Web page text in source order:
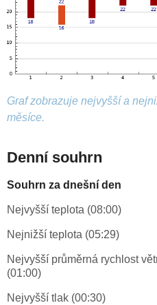
Graf zobrazuje nejvyšší a
měsíce.
Denní souhrn
Souhrn za dnešní den
Nejvyšší teplota (08:00)
Nejnižší teplota (05:29)
Nejvyšší průměrná rychlost
(01:00)
Nejvyšší tlak (00:30)